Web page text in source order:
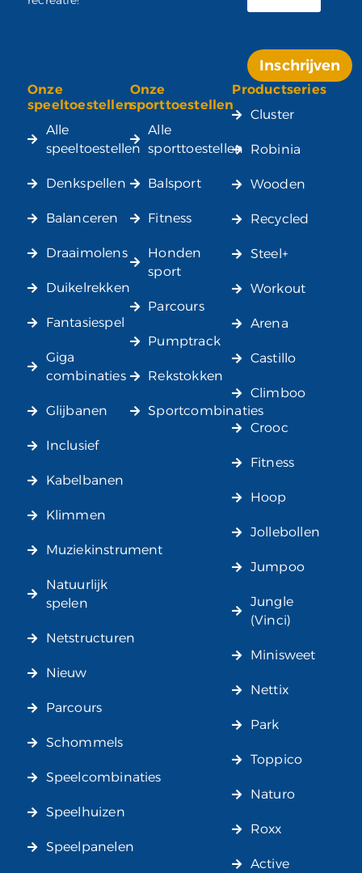
Inschrijven
Alternative:
Onze
speeltoestellen
Alle
speeltoestellen
Denkspellen
Balanceren
Draaimolens
Duikelrekken
Fantasiespel
Giga
combinaties
Glijbanen
Inclusief
Kabelbanen
Klimmen
Muziekinstrument
Natuurlijk
spelen
Netstructuren
Nieuw
Parcours
Schommels
Speelcombinaties
Speelhuizen
Speelpanelen
Onze
sporttoestellen
Alle
sporttoestellen
Balsport
Fitness
Honden
sport
Parcours
Pumptrack
Rekstokken
Sportcombinaties
Productseries
Cluster
Robinia
Wooden
Recycled
Steel+
Workout
Arena
Castillo
Climboo
Crooc
Fitness
Hoop
Jollebollen
Jumpoo
Jungle
(Vinci)
Minisweet
Nettix
Park
Toppico
Naturo
Roxx
Active